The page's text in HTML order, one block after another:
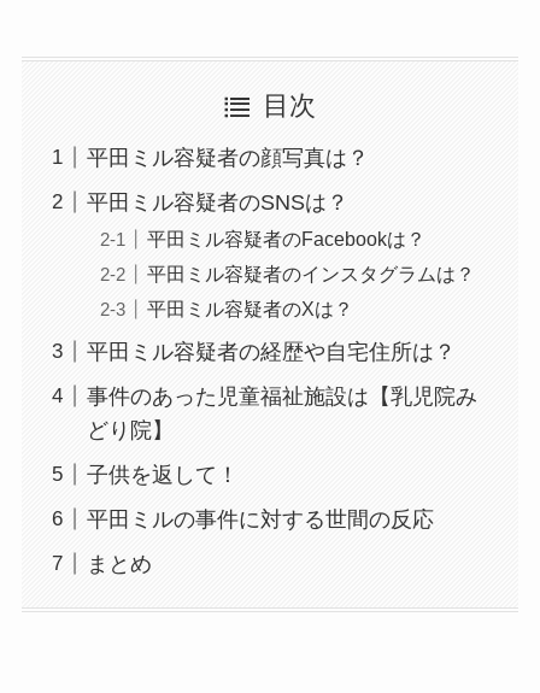
目次
平田ミル容疑者の顔写真は？
平田ミル容疑者のSNSは？
平田ミル容疑者のFacebookは？
平田ミル容疑者のインスタグラムは？
平田ミル容疑者のXは？
平田ミル容疑者の経歴や自宅住所は？
事件のあった児童福祉施設は【乳児院み
どり院】
子供を返して！
平田ミルの事件に対する世間の反応
まとめ